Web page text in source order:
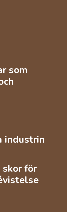
som
industrin
för